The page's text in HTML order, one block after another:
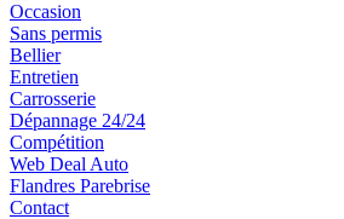
Occasion
Sans permis
Bellier
Entretien
Carrosserie
Dépannage 24/24
Compétition
Web Deal Auto
Flandres Parebrise
Contact